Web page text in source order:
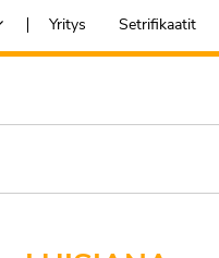
Yritys Setrifikaatit